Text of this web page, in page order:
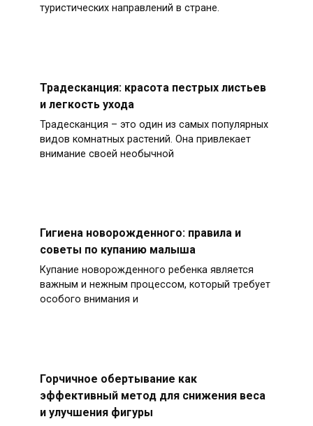
туристических направлений в стране.
Традесканция: красота пестрых листьев
и легкость ухода
Традесканция – это один из самых популярных
видов комнатных растений. Она привлекает
внимание своей необычной
Гигиена новорожденного: правила и
советы по купанию малыша
Купание новорожденного ребенка является
важным и нежным процессом, который требует
особого внимания и
Горчичное обертывание как
эффективный метод для снижения веса
и улучшения фигуры